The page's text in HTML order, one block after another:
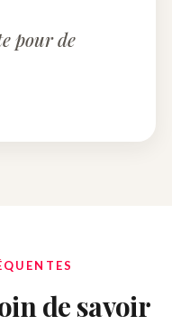
pour de
de savoir